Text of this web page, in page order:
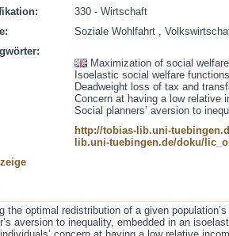
330 - Wirtschaft
Soziale Wohlfahrt ,
Maximization of social welfare
Isoelastic social welfare functions
Deadweight loss of tax and
Concern at having a low relative
Social planners’ aversion to
http://tobias-lib.uni-
lib.uni-tuebingen.de/doku/
the optimal redistribution of a given
aversion to inequality, embedded in an